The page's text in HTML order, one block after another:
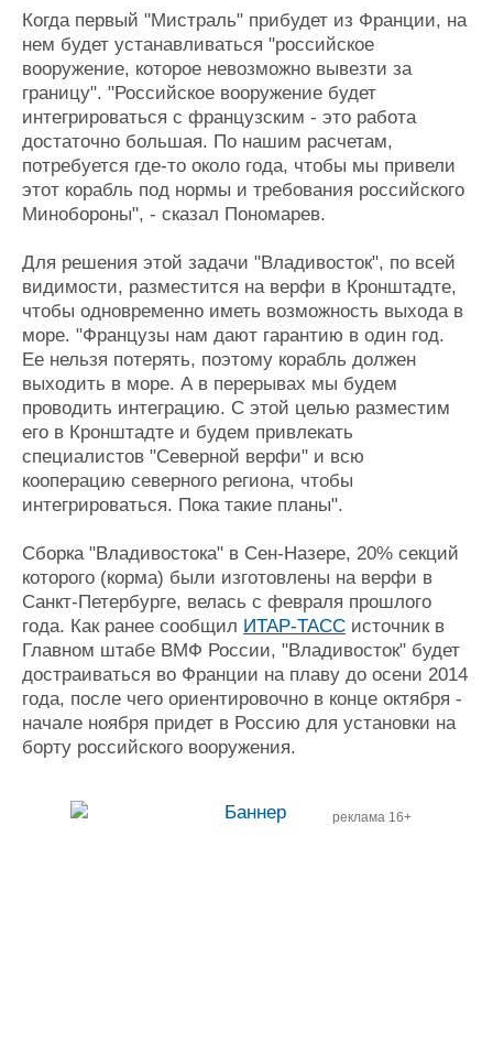
Конференции
Выставки и семинары
Личности
Словарь
Флот
Галерея флота
Форум
Отзывы
Все службы
Когда первый "Мистраль" прибудет из Франции, на
нем будет устанавливаться "российское
вооружение, которое невозможно вывезти за
границу". "Российское вооружение будет
интегрироваться с французским - это работа
достаточно большая. По нашим расчетам,
потребуется где-то около года, чтобы мы привели
этот корабль под нормы и требования российского
Минобороны", - сказал Пономарев.
Для решения этой задачи "Владивосток", по всей
видимости, разместится на верфи в Кронштадте,
чтобы одновременно иметь возможность выхода в
море. "Французы нам дают гарантию в один год.
Ее нельзя потерять, поэтому корабль должен
выходить в море. А в перерывах мы будем
проводить интеграцию. С этой целью разместим
его в Кронштадте и будем привлекать
специалистов "Северной верфи" и всю
кооперацию северного региона, чтобы
интегрироваться. Пока такие планы".
Сборка "Владивостока" в Сен-Назере, 20% секций
которого (корма) были изготовлены на верфи в
Санкт-Петербурге, велась с февраля прошлого
года. Как ранее сообщил ИТАР-ТАСС источник в
Главном штабе ВМФ России, "Владивосток" будет
достраиваться во Франции на плаву до осени 2014
года, после чего ориентировочно в конце октября -
начале ноября придет в Россию для установки на
борту российского вооружения.
реклама 16+